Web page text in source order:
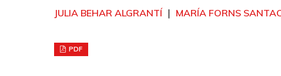
JULIA BEHAR ALGRANTÍ MARÍA FORNS
PDF